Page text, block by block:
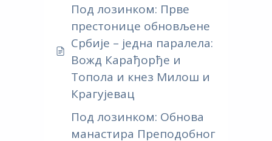
Под лозинком: Прве
престонице обновљене
Србије – једна паралела:
Вожд Карађорђе и
Топола и кнез Милош и
Крагујевац
Под лозинком: Обнова
манастира Преподобног